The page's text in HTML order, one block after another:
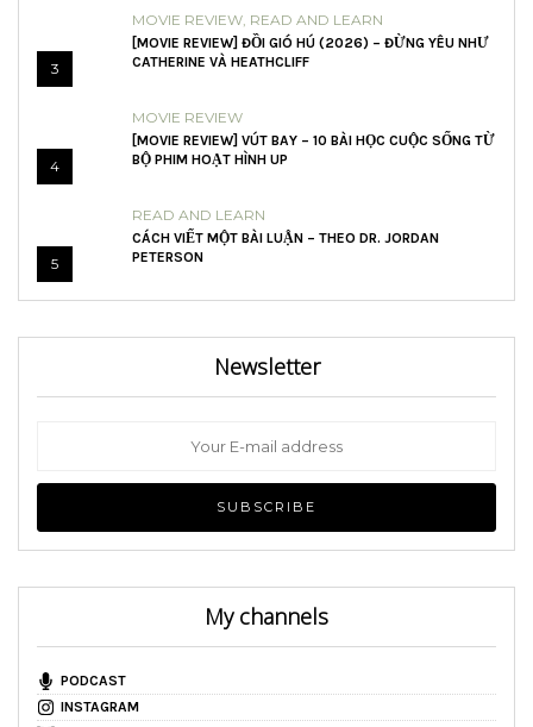
3
MOVIE REVIEW, READ AND LEARN
[MOVIE REVIEW] ĐỒI GIÓ HÚ (2026) – ĐỪNG YÊU NHƯ
CATHERINE VÀ HEATHCLIFF
4
MOVIE REVIEW
[MOVIE REVIEW] VÚT BAY – 10 BÀI HỌC CUỘC SỐNG TỪ
BỘ PHIM HOẠT HÌNH UP
5
READ AND LEARN
CÁCH VIẾT MỘT BÀI LUẬN – THEO DR. JORDAN
PETERSON
Newsletter
My channels
PODCAST
INSTAGRAM